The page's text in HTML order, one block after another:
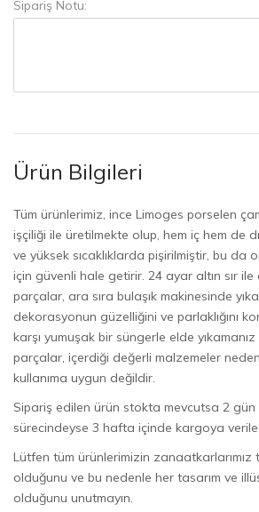
Sipariş Notu:
Ürün Bilgileri
Tüm ürünlerimiz, ince Limoges porselen
işçiliği ile üretilmekte olup, hem iç hem de
ve yüksek sıcaklıklarda pişirilmiştir, bu da
için güvenli hale getirir. 24 ayar altın sır
parçalar, ara sıra bulaşık makinesinde
dekorasyonun güzelliğini ve parlaklığını
karşı yumuşak bir süngerle elde
parçalar, içerdiği değerli malzemeler
kullanıma uygun değildir.
Sipariş edilen ürün stokta mevcutsa 2 gün
sürecindeyse 3 hafta içinde kargoya
Lütfen tüm ürünlerimizin zanaatkarlarımız
olduğunu ve bu nedenle her tasarım ve
olduğunu unutmayın.